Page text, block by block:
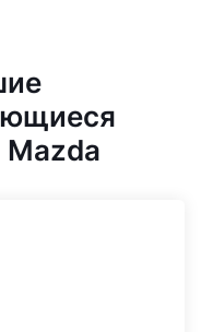
Mazda